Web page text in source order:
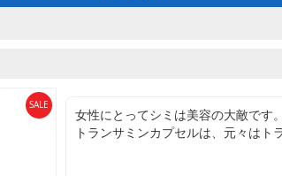
SALE
女性にとってシミは美容の大敵です。
トランサミンカプセルは、元々は
強化して出血しにくくさせるため